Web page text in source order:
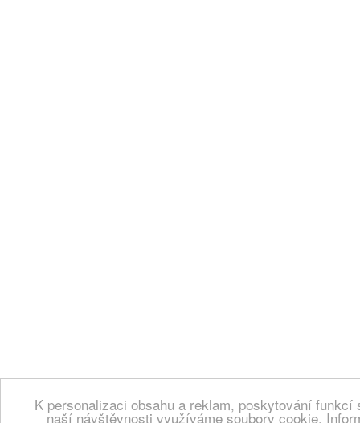
K personalizaci obsahu a reklam, poskytování
naší návštěvnosti využíváme soubory cookie.